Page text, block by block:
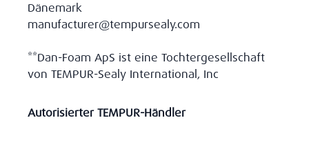
Dänemark
manufacturer@tempursealy.com
**Dan-Foam ApS ist eine Tochtergesellschaft
von TEMPUR-Sealy International, Inc
Autorisierter TEMPUR-Händler